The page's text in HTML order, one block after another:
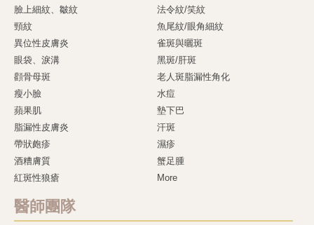
臉上細紋、皺紋
法令紋/笑紋
頸紋
魚尾紋/眼角細紋
異位性皮膚炎
雀斑與曬斑
眼袋、淚溝
黑斑/肝斑
顴骨母斑
老人斑脂漏性角化
瘦小臉
水痘
蘋果肌
墊下巴
脂漏性皮膚炎
汗斑
帶狀皰疹
濕疹
酒糟膚質
蟹足腫
紅斑性狼瘡
More
醫師團隊